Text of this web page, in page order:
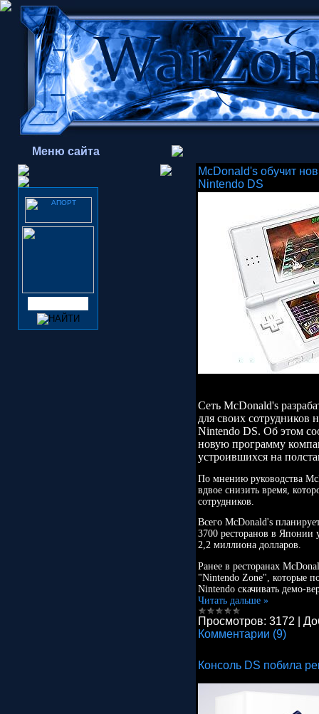
Меню сайта
McDonald's обучит
Nintendo DS
Сеть McDonald's
для своих сотрудников
Nintendo DS. Об этом
новую программу
устроившихся на
По мнению руководства
вдвое снизить время,
сотрудников.
Всего McDonald's
3700 ресторанов в Японии
2,2 миллиона долларов.
Ранее в ресторанах
"Nintendo Zone", которые
Nintendo скачивать демо-
Читать дальше »
Просмотров: 3172
Комментарии (9)
Консоль DS побила